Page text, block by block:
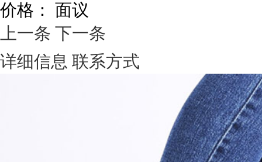
价格： 面议
上一条 下一条
详细信息 联系方式